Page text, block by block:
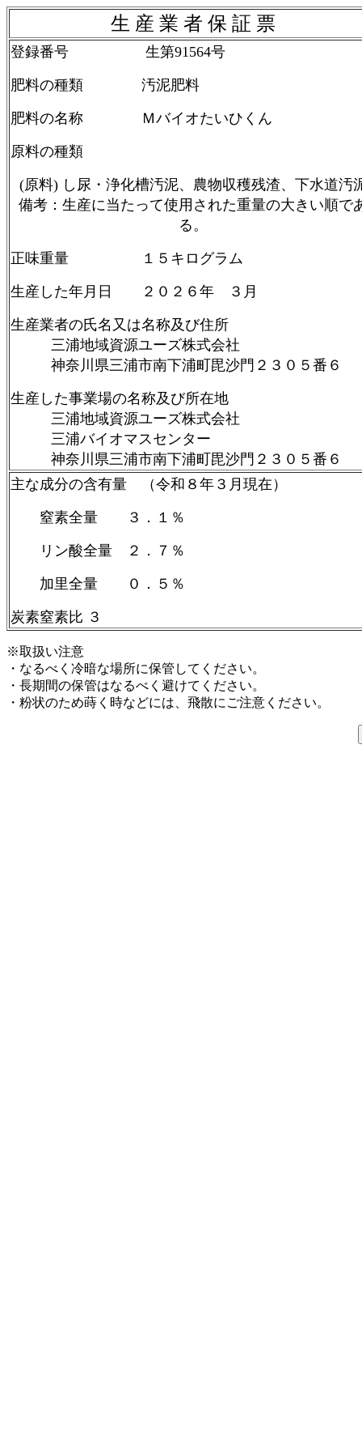
生 産 業 者 保 証 票
登録番号 生第91564号
肥料の種類 汚泥肥料
肥料の名称 Ｍバイオたいひくん
原料の種類
(原料) し尿・浄化槽汚泥、農物収穫残渣、下水道汚
備考：生産に当たって使用された重量の大きい順で
る。
正味重量 １５キログラム
生産した年月日 ２０２６年 ３月
生産業者の氏名又は名称及び住所
三浦地域資源ユーズ株式会社
神奈川県三浦市南下浦町毘沙門２３０５番６
生産した事業場の名称及び所在地
三浦地域資源ユーズ株式会社
三浦バイオマスセンター
神奈川県三浦市南下浦町毘沙門２３０５番６
主な成分の含有量 （令和８年３月現在）
窒素全量 ３．１％
リン酸全量 ２．７％
加里全量 ０．５％
炭素窒素比 ３
※取扱い注意
・なるべく冷暗な場所に保管してください。
・長期間の保管はなるべく避けてください。
・粉状のため蒔く時などには、飛散にご注意ください。